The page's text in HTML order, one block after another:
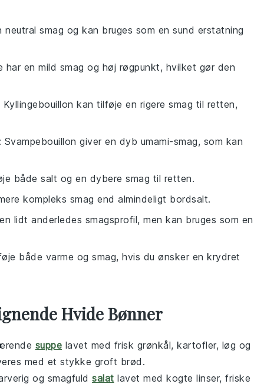
neutral smag og kan bruges som en sund erstatning
har en mild smag og høj røgpunkt, hvilket gør den
Kyllingebouillon kan tilføje en rigere smag til retten,
: Svampebouillon giver en dyb umami-smag, som kan
både salt og en dybere smag til retten.
kompleks smag end almindeligt bordsalt.
lidt anderledes smagsprofil, men kan bruges som en
både varme og smag, hvis du ønsker en krydret
Hvide Bønner
suppe lavet med frisk grønkål, kartofler, løg og
med et stykke groft brød.
og smagfuld salat lavet med kogte linser, friske